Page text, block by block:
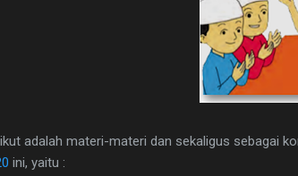
adalah materi-materi dan sekaligus sebagai
ini, yaitu :